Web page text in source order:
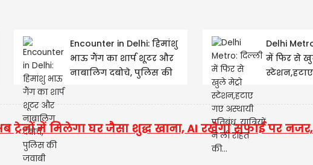
Encounter in Delhi: हिमांशु
भाऊ गैंग का शार्प शूटर और
नाबालिग दबोचे, पुलिस की
Delhi
में फिर से
ट्रेनों में मिलेगा घर जैसा शुद्ध खाना, AI रखेगा सफाई पर